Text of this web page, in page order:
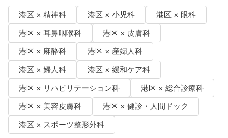
港区 × 精神科 港区 × 小児科
港区 × 眼科
港区 × 耳鼻咽喉科
港区 × 皮膚科
港区 × 麻酔科
港区 × 産婦人科
港区 × 婦人科
港区 × 緩和ケア科
港区 × リハビリテーション科
港区 × 総合診療科
港区 × 美容皮膚科
港区 × 健診・人間ドック
港区 × スポーツ整形外科